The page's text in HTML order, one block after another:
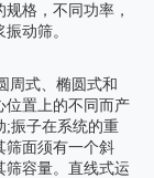
格，不同功率，
动筛。
周式、椭圆式和
位置上的不同而产
;振子在系统的重
筛面须有一个斜
筛容量。直线式运